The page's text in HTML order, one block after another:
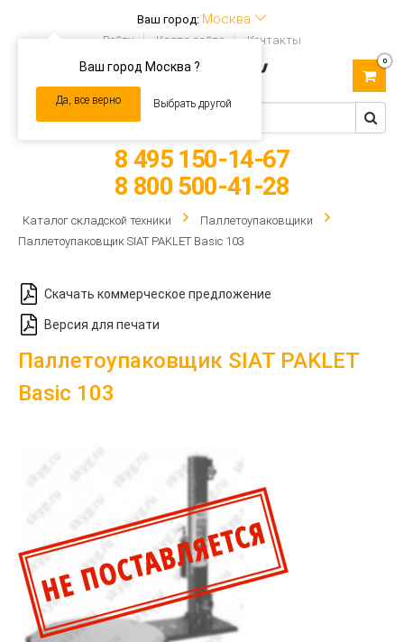
Ваш город: Москва
Ваш город Москва ?
Да, все верно Выбрать другой
Войти Карта сайта Контакты
navigation
0
8 495 150-14-67
8 800 500-41-28
Каталог складской техники
Паллетоупаковщики
Паллетоупаковщик SIAT PAKLET Basic 103
Скачать коммерческое предложение
Версия для печати
Паллетоупаковщик SIAT PAKLET
Basic 103